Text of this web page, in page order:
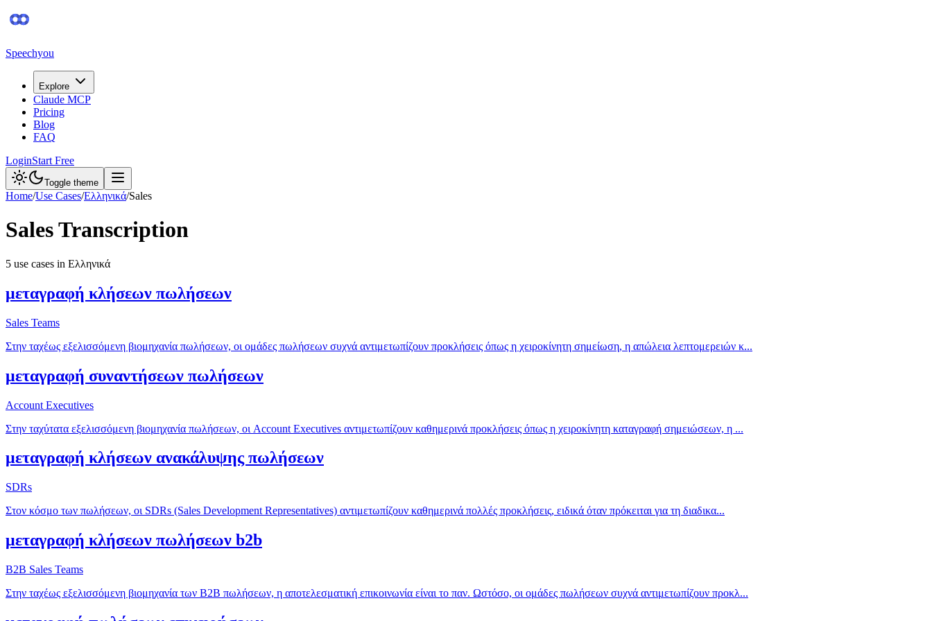
Speechyou
Explore
Claude MCP
Pricing
Blog
FAQ
LoginStart Free
Toggle theme
Home/Use Cases/Ελληνικά/Sales
SalesTranscription
5 use cases in Ελληνικά
μεταγραφή κλήσεων πωλήσεων
Sales Teams
Στην ταχέως εξελισσόμενη βιομηχανία πωλήσεων, οι ομάδες πωλήσεων συχνά αντιμετωπίζουν προκλήσεις όπως η χειροκίνητη σημείωση, η απώλεια λεπτομερειών κ...
μεταγραφή συναντήσεων πωλήσεων
Account Executives
Στην ταχύτατα εξελισσόμενη βιομηχανία πωλήσεων, οι Account Executives αντιμετωπίζουν καθημερινά προκλήσεις όπως η χειροκίνητη καταγραφή σημειώσεων, η ...
μεταγραφή κλήσεων ανακάλυψης πωλήσεων
SDRs
Στον κόσμο των πωλήσεων, οι SDRs (Sales Development Representatives) αντιμετωπίζουν καθημερινά πολλές προκλήσεις, ειδικά όταν πρόκειται για τη διαδικα...
μεταγραφή κλήσεων πωλήσεων b2b
B2B Sales Teams
Στην ταχέως εξελισσόμενη βιομηχανία των B2B πωλήσεων, η αποτελεσματική επικοινωνία είναι το παν. Ωστόσο, οι ομάδες πωλήσεων συχνά αντιμετωπίζουν προκλ...